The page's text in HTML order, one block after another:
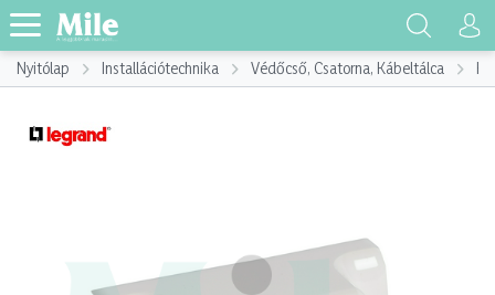
Nyitólap Installációtechnika Védőcső, Csatorna, Kábeltálca